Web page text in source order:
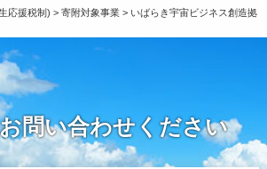
応援税制) > 寄附対象事業> いばらき宇宙ビジネス創造拠
問い合わせください